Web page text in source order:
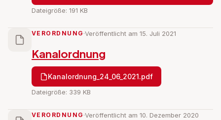
Dateigröße: 191 KB
VERORDNUNG ·Veröffentlicht am 15. Juli 2021
Kanalordnung
Kanalordnung_24_06_2021.pdf
Dateigröße: 339 KB
VERORDNUNG ·Veröffentlicht am 10. Dezember 2020